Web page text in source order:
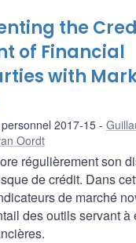
the
of Financial
with
2017-15
Oordt
régulièrement son
de crédit. Dans
de marché
des outils servant à